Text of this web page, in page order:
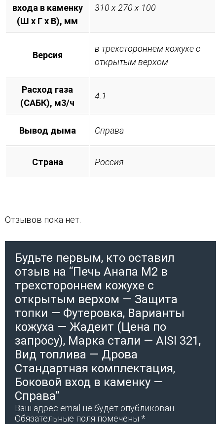
входа в каменку
(Ш х Г х В), мм
310 х 270 х 100
Версия
в трехстороннем кожухе с
открытым верхом
Расход газа
(САБК), м3/ч
4.1
Вывод дыма Справа
Страна Россия
Отзывов пока нет.
Будьте первым, кто оставил
отзыв на “Печь Анапа М2 в
трехстороннем кожухе с
открытым верхом — Защита
топки — Футеровка, Варианты
кожуха — Жадеит (Цена по
запросу), Марка стали — AISI 321,
Вид топлива — Дрова
Стандартная комплектация,
Боковой вход в каменку —
Справа”
Ваш адрес email не будет опубликован.
Обязательные поля помечены *